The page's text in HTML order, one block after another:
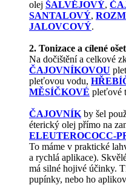
olej ŠALVĚJOVÝ,
SANTALOVÝ,
JALOVCOVÝ.
2. Tonizace a cílené
Na dočištění a celkové
ČAJOVNÍKOVOU
pleťovou vodu,
MĚSÍČKOVÉ pleťové
ČAJOVNÍK by šel
éterický olej přímo na
ELEUTEROCOCC-
To máme v praktické
a rychlá aplikace).
má silné hojivé účinky.
pupínky, nebo ho